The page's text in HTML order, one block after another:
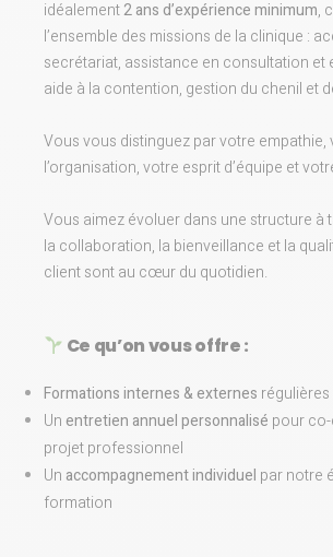
idéalement2 ans d’expérience minimum,
l’ensemble des missions de la clinique :
secrétariat, assistance en consultation et
aide à la contention, gestion du chenil et
Vous vous distinguez par votre empathie,
l’organisation, votre esprit d’équipe et
Vous aimez évoluer dans une structure à
la collaboration, la bienveillance et la
client sont au cœur du quotidien.
Ce qu’on vous offre :
Formations internes & externes régulières
Un entretien annuel personnalisé pour
projet professionnel
Un accompagnement individuel par notre
formation